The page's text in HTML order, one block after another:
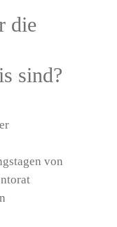
die
sind?
von